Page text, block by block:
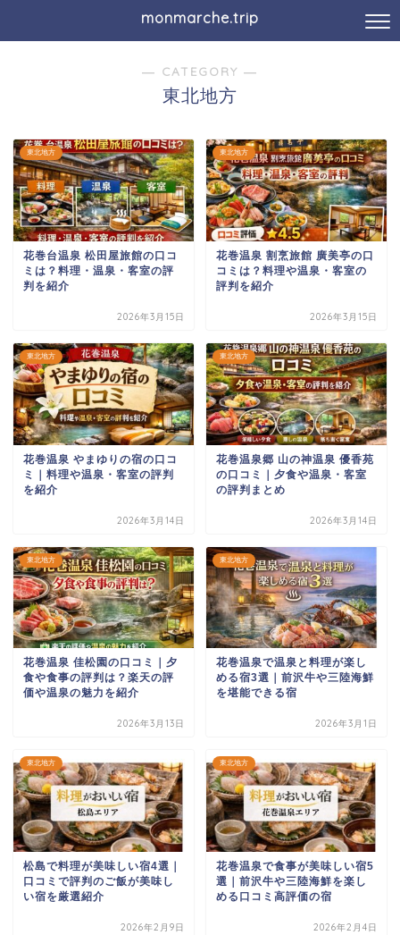
monmarche.trip
― CATEGORY ―
東北地方
東北地方
花巻台温泉 松田屋旅館の口コ
ミは？料理・温泉・客室の評
判を紹介
2026年3月15日
東北地方
花巻温泉 割烹旅館 廣美亭の口
コミは？料理や温泉・客室の
評判を紹介
2026年3月15日
東北地方
花巻温泉 やまゆりの宿の口コ
ミ｜料理や温泉・客室の評判
を紹介
2026年3月14日
東北地方
花巻温泉郷 山の神温泉 優香苑
の口コミ｜夕食や温泉・客室
の評判まとめ
2026年3月14日
東北地方
花巻温泉 佳松園の口コミ｜夕
食や食事の評判は？楽天の評
価や温泉の魅力を紹介
2026年3月13日
東北地方
花巻温泉で温泉と料理が楽し
める宿3選｜前沢牛や三陸海鮮
を堪能できる宿
2026年3月1日
東北地方
松島で料理が美味しい宿4選｜
口コミで評判のご飯が美味し
い宿を厳選紹介
2026年2月9日
東北地方
花巻温泉で食事が美味しい宿5
選｜前沢牛や三陸海鮮を楽し
める口コミ高評価の宿
2026年2月4日